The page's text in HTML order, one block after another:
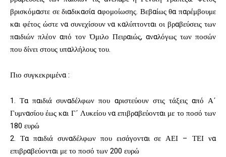
βρισκόμαστε σε διαδικασία αφομοίωσης. Βεβαίως θα παρέμβουμε
και φέτος ώστε να συνεχίσουν να καλύπτονται οι βραβεύσεις των
παιδιών πλέον από τον Όμιλο Πειραιώς, αναλόγως των ποσών
που δίνει στους υπαλλήλους του.
Πιο συγκεκριμένα :
1. Τα παιδιά συναδέλφων που αριστεύουν στις τάξεις από Α΄
Γυμνασίου έως και Γ΄ Λυκείου να επιβραβεύονται με το ποσό των
180 ευρώ
2. Τα παιδιά συναδέλφων που εισάγονται σε ΑΕΙ – ΤΕΙ να
επιβραβεύονται με το ποσό των 200 ευρώ